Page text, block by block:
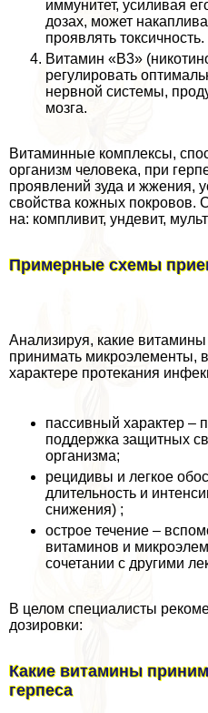
иммунитет, усиливая
дозах, может
проявлять токсичность.
Витамин «В3»
регулировать
нервной системы,
мозга.
Витаминные комплексы,
организм человека, при
проявлений зуда и жжения,
свойства кожных покровов.
на: компливит, ундевит,
Примерные схемы
Анализируя, какие витамины
принимать микроэлементы,
хаpaктере протекания
пассивный хаpaктер –
поддержка защитных
организма;
рецидивы и легкое
длительность и
снижения) ;
острое течение –
витаминов и
сочетании с другими
В целом специалисты
дозировки:
Какие витамины
гepпeса